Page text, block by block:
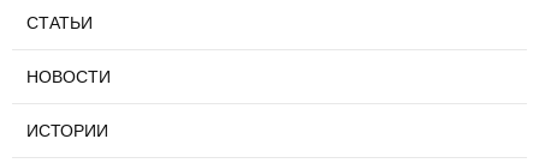
СТАТЬИ
НОВОСТИ
ИСТОРИИ